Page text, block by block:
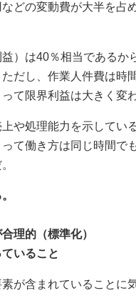
どの変動費が大半を占
）は40％相当であるか
だし、作業人件費は時
て限界利益は大きく変
や処理能力を示してい
て働き方は同じ時間で
理的（標準化）
いること
が含まれていることに